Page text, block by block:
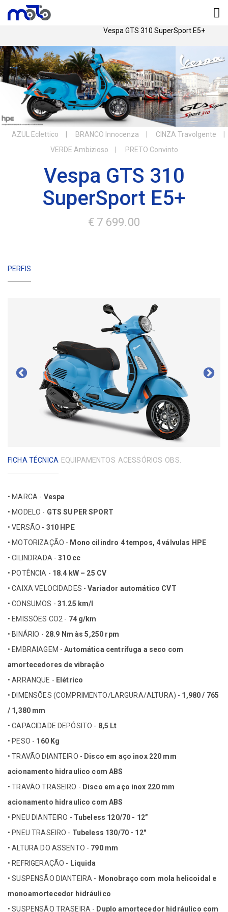
Vespa GTS 310 SuperSport E5+
AZUL Eclettico BRANCO Innocenza
CINZA Travolgente
VERDE Ambizioso
PRETO Convinto
Vespa GTS 310
SuperSport E5+
€ 7 699.00
PERFIS
FICHA TÉCNICA EQUIPAMENTOS ACESSÓRIOS OBS.
• MARCA - Vespa
• MODELO - GTS SUPER SPORT
• VERSÃO - 310 HPE
• MOTORIZAÇÃO - Mono cilindro 4 tempos, 4 válvulas HPE
• CILINDRADA -310 cc
• POTÊNCIA - 18.4 kW – 25 CV
• CAIXA VELOCIDADES -Variador automático CVT
• CONSUMOS - 31.25 km/l
• EMISSÕES CO2 - 74 g/km
• BINÁRIO - 28.9 Nm às 5,250 rpm
• EMBRAIAGEM -Automática centrífuga a seco com
amortecedores de vibração
• ARRANQUE - Elétrico
• DIMENSÕES (COMPRIMENTO/LARGURA/ALTURA) - 1,980 / 765
/ 1,380 mm
• CAPACIDADE DEPÓSITO - 8,5 Lt
• PESO - 160 Kg
• TRAVÃO DIANTEIRO - Disco em aço inox 220 mm
acionamento hidraulico com ABS
• TRAVÃO TRASEIRO - Disco em aço inox 220 mm
acionamento hidraulico com ABS
• PNEU DIANTEIRO - Tubeless 120/70 - 12”
• PNEU TRASEIRO - Tubeless 130/70 - 12"
• ALTURA DO ASSENTO - 790 mm
• REFRIGERAÇÃO - Liquida
• SUSPENSÃO DIANTEIRA - Monobraço com mola helicoidal e
monoamortecedor hidráulico
• SUSPENSÃO TRASEIRA - Duplo amortecedor hidráulico com